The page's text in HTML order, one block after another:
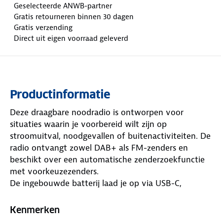
Geselecteerde ANWB-partner
Gratis retourneren binnen 30 dagen
Gratis verzending
Direct uit eigen voorraad geleverd
Productinformatie
Deze draagbare noodradio is ontworpen voor
situaties waarin je voorbereid wilt zijn op
stroomuitval, noodgevallen of buitenactiviteiten. De
radio ontvangt zowel DAB+ als FM-zenders en
beschikt over een automatische zenderzoekfunctie
met voorkeuzezenders.
De ingebouwde batterij laad je op via USB-C,
voorzien van een powerbank-functie, waarmee je
Kenmerken